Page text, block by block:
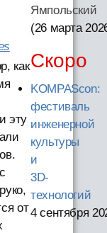
как
эту
от
Ямпольский
(26 марта
Скоро
KOMPAScon:
фестиваль
инженерной
культуры
и
3D-
технологий
4 сентября